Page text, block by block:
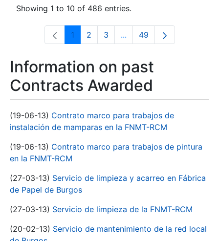
Showing 1 to 10 of 486 entries.
Page
1 Page
2 Page
3 ...Intermediate Pages Use
Page
49
Information on past
Contracts Awarded
(19-06-13) Contrato marco para trabajos de
instalación de mamparas en la FNMT-RCM
(19-06-13) Contrato marco para trabajos de pintura
en la FNMT-RCM
(27-03-13) Servicio de limpieza y acarreo en Fábrica
de Papel de Burgos
(27-03-13) Servicio de limpieza de la FNMT-RCM
(20-02-13) Servicio de mantenimiento de la red local